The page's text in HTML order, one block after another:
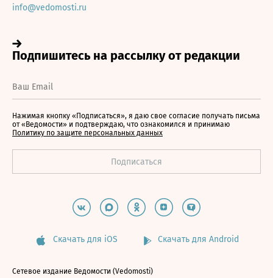
info@vedomosti.ru
Нажимая кнопку «Подписаться», я даю свое согласие получать письма
от «Ведомости» и подтверждаю, что ознакомился и принимаю
Политику по защите персональных данных
Скачать для iOS Скачать для Android
Сетевое издание Ведомости (Vedomosti)